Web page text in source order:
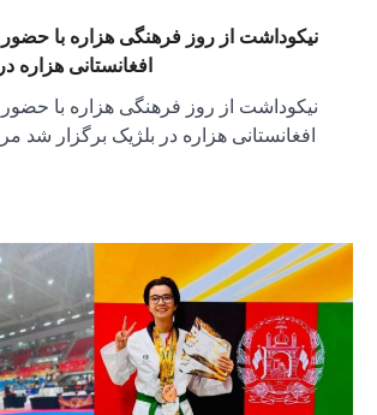
نیکوداشت از روز فرهنگی هزاره با
افغانستانی هزاره
نیکوداشت از روز فرهنگی هزاره با
افغانستانی هزاره در بلژیک برگزار شد